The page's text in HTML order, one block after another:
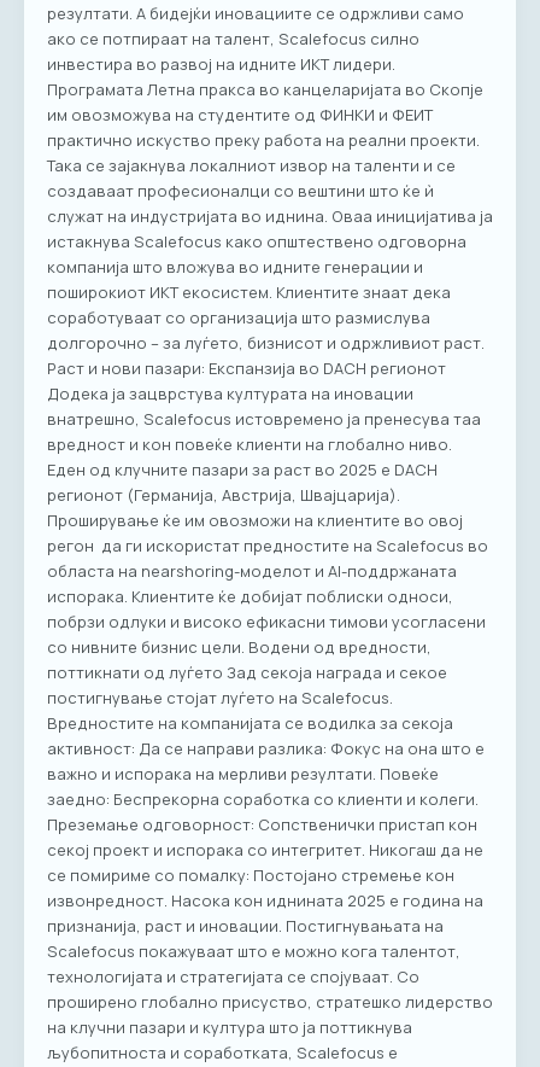
резултати. А бидејќи иновациите се одржливи само
ако се потпираат на талент, Scalefocus силно
инвестира во развој на идните ИКТ лидери.
Програмата Летна пракса во канцеларијата во Скопје
им овозможува на студентите од ФИНКИ и ФЕИТ
практично искуство преку работа на реални проекти.
Така се зајакнува локалниот извор на таленти и се
создаваат професионалци со вештини што ќе ѝ
служат на индустријата во иднина. Оваа иницијатива ја
истакнува Scalefocus како општествено одговорна
компанија што вложува во идните генерации и
поширокиот ИКТ екосистем. Клиентите знаат дека
соработуваат со организација што размислува
долгорочно – за луѓето, бизнисот и одржливиот раст.
Раст и нови пазари: Експанзија во DACH регионот
Додека ја зацврстува културата на иновации
внатрешно, Scalefocus истовремено ја пренесува таа
вредност и кон повеќе клиенти на глобално ниво.
Еден од клучните пазари за раст во 2025 е DACH
регионот (Германија, Австрија, Швајцарија).
Проширување ќе им овозможи на клиентите во овој
регон да ги искористат предностите на Scalefocus во
областа на nearshoring-моделот и АI-поддржаната
испорака. Клиентите ќе добијат поблиски односи,
побрзи одлуки и високо ефикасни тимови усогласени
со нивните бизнис цели. Водени од вредности,
поттикнати од луѓето Зад секоја награда и секое
постигнување стојат луѓето на Scalefocus.
Вредностите на компанијата се водилка за секоја
активност: Да се направи разлика: Фокус на она што е
важно и испорака на мерливи резултати. Повеќе
заедно: Беспрекорна соработка со клиенти и колеги.
Преземање одговорност: Сопственички пристап кон
секој проект и испорака со интегритет. Никогаш да не
се помириме со помалку: Постојано стремење кон
извонредност. Насока кон иднината 2025 е година на
признанија, раст и иновации. Постигнувањата на
Scalefocus покажуваат што е можно кога талентот,
технологијата и стратегијата се спојуваат. Со
проширено глобално присуство, стратешко лидерство
на клучни пазари и култура што ја поттикнува
љубопитноста и соработката, Scalefocus е